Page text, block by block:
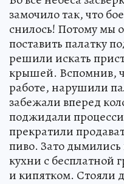
замочило так, что
снилось! Потому мы
поставить палатку
решили искать
крышей. Вспомнив,
работе, нарушили
забежали вперед
поджидали
прекратили
пиво. Зато
кухни с бесплатной
и кипятком. Стояли